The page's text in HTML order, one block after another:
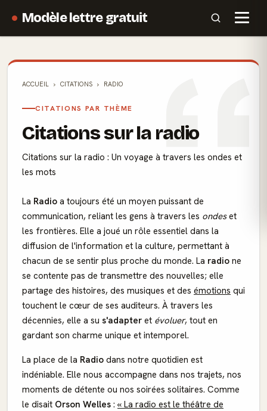
Modèle lettre gratuit
ACCUEIL CITATIONS RADIO
CITATIONS PAR THÈME
Citations sur la radio
Citations sur la radio : Un voyage à travers les ondes et
les mots
La Radio a toujours été un moyen puissant de
communication, reliant les gens à travers les ondeset
les frontières. Elle a joué un rôle essentiel dans la
diffusion de l'information et la culture, permettant à
chacun de se sentir plus proche du monde. La radio ne
se contente pas de transmettre des nouvelles; elle
partage des histoires, des musiques et des émotions qui
touchent le cœur de ses auditeurs. À travers les
décennies, elle a su s'adapter et évoluer, tout en
gardant son charme unique et intemporel.
La place de la Radio dans notre quotidien est
indéniable. Elle nous accompagne dans nos trajets, nos
moments de détente ou nos soirées solitaires. Comme
le disait Orson Welles : « La radio est le théâtre de